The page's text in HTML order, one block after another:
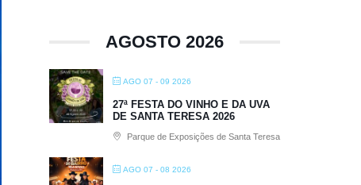
AGOSTO 2026
AGO 07 - 09 2026
27ª FESTA DO VINHO E DA UVA
DE SANTA TERESA 2026
Parque de Exposições de Santa Teresa
AGO 07 - 08 2026